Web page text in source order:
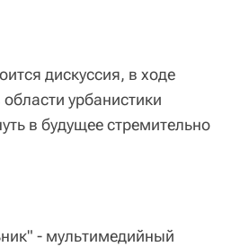
дискуссия, в ходе
урбанистики
в будущее стремительно
- мультимедийный